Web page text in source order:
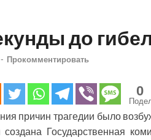
до
- Прокомментировать
0
причин трагедии было
создана Государственная